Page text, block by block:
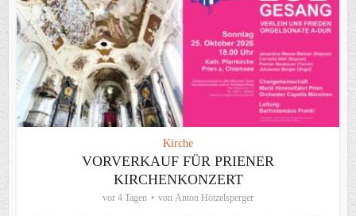
Kirche
VORVERKAUF FÜR PRIENER
KIRCHENKONZERT
vor 4 Tagen von Anton Hötzelsperger